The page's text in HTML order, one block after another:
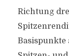
Richtung
Basispunkte